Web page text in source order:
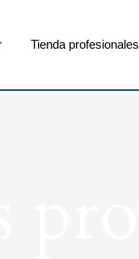
Tienda profesionales